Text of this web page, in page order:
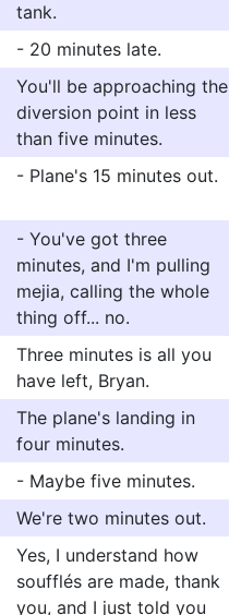
tank.
- 20 minutes late.
You'll be approaching the
diversion point in less
than five minutes.
- Plane's 15 minutes out.
- You've got three
minutes, and I'm pulling
mejia, calling the whole
thing off... no.
Three minutes is all you
have left, Bryan.
The plane's landing in
four minutes.
- Maybe five minutes.
We're two minutes out.
Yes, I understand how
soufflés are made, thank
you, and I just told you